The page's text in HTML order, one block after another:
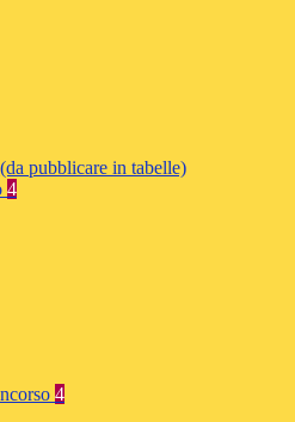
pubblicare in tabelle)
4
4